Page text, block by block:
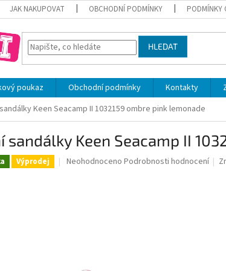
JAK NAKUPOVAT OBCHODNÍ PODMÍNKY PODMÍNKY
HLEDAT
poukaz Obchodní podmínky Kontakty
Keen Seacamp II 1032159 ombre pink lemonade
sandálky Keen Seacamp II
Výprodej
Průměrné
Neohodnoceno Podrobnosti hodnocení